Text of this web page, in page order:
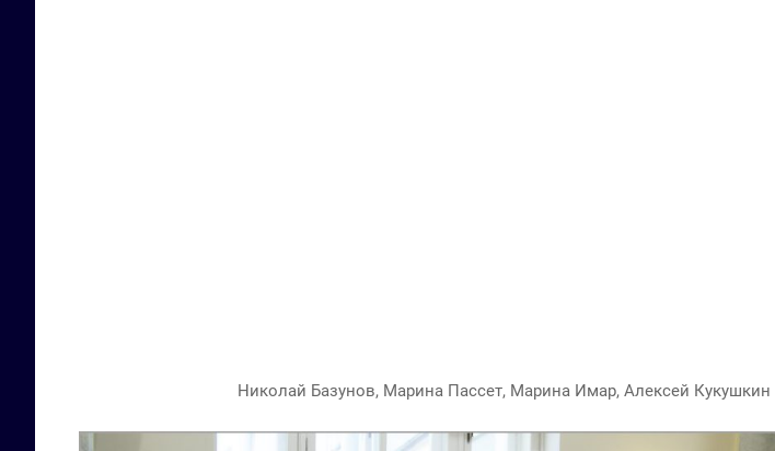
Николай Базунов, Марина Пассет, Марина Имар, Алексей Кукушкин